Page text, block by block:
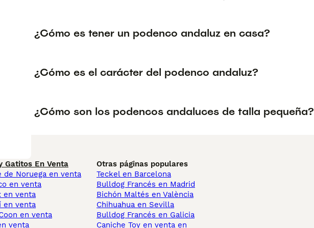
¿Cómo es tener un podenco andaluz en casa?
¿Cómo es el carácter del podenco andaluz?
¿Cómo son los podencos andaluces de talla pequeña?
Gatitos En Venta
de Noruega en venta
en venta
en venta
en venta
en venta
venta
Otras páginas populares
Teckel en Barcelona
Bulldog Francés en Madrid
Bichón Maltés en València
Chihuahua en Sevilla
Bulldog Francés en Galicia
Caniche Toy en venta en